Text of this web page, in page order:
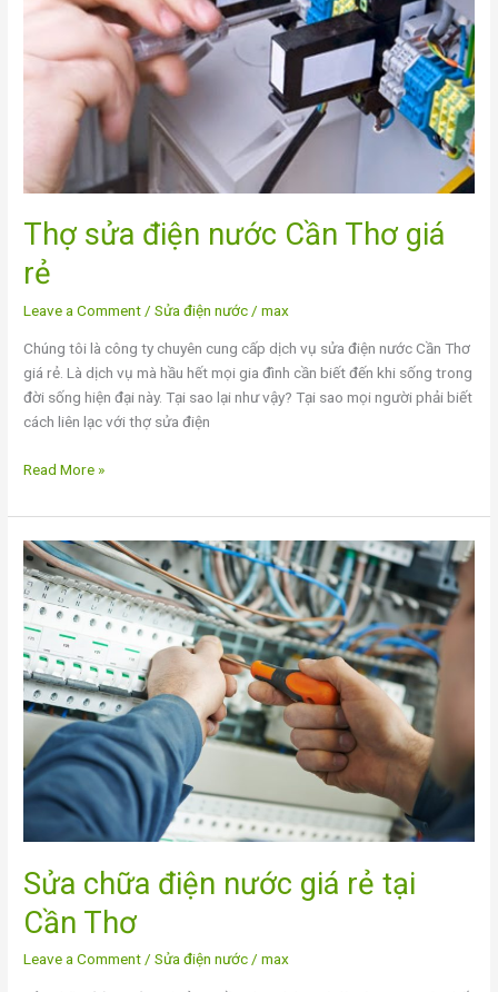
Thợ sửa điện nước Cần Thơ giá
rẻ
Leave a Comment /Sửa điện nước /max
Chúng tôi là công ty chuyên cung cấp dịch vụ sửa điện nước Cần Thơ
giá rẻ. Là dịch vụ mà hầu hết mọi gia đình cần biết đến khi sống trong
đời sống hiện đại này. Tại sao lại như vậy? Tại sao mọi người phải biết
cách liên lạc với thợ sửa điện
giá
Read More »
Sửa chữa điện nước giá rẻ tại
Cần Thơ
Leave a Comment /Sửa điện nước /max
Sửa
chữa
điện
nước
giá
rẻ
tại
Cần
Thơ